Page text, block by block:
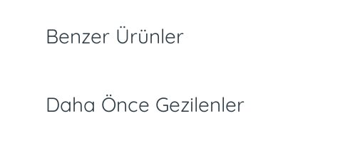
Benzer Ürünler
Daha Önce Gezilenler